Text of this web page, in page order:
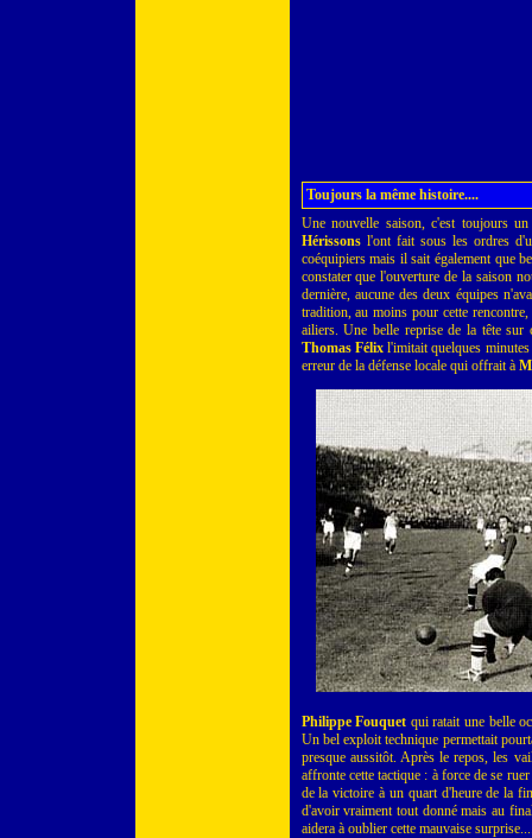
Toujours la même histoire....
Une nouvelle saison, c'est toujours
Hérissonsl'ont fait sous les ordres
coéquipiers mais il sait également que
constater que l'ouverture de la saison
dernière, aucune des deux équipes
tradition, au moins pour cette
ailiers. Une belle reprise de la tête sur
Thomas Félixl'imitait quelques minutes
erreur de la défense locale qui offrait à
Philippe Fouquet qui ratait une belle
Un bel exploit technique permettait
presque aussitôt. Après le repos, les
affronte cette tactique : à force de se
de la victoire à un quart d'heure de la
d'avoir vraiment tout donné mais au
aidera à oublier cette mauvaise